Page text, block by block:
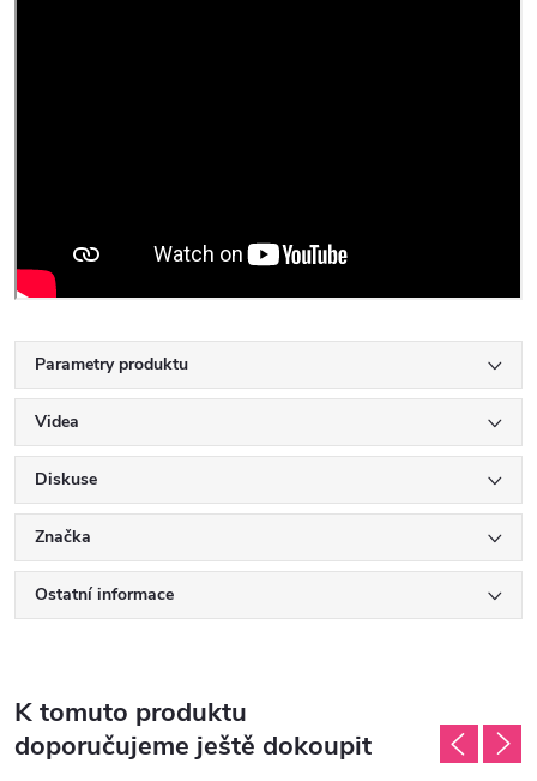
Parametry produktu
Videa
Diskuse
Značka
Ostatní informace
K tomuto produktu
doporučujeme ještě dokoupit